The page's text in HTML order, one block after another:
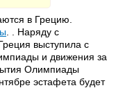
в Грецию.
. . Наряду с
выступила с
и движения за
Олимпиады
эстафета будет